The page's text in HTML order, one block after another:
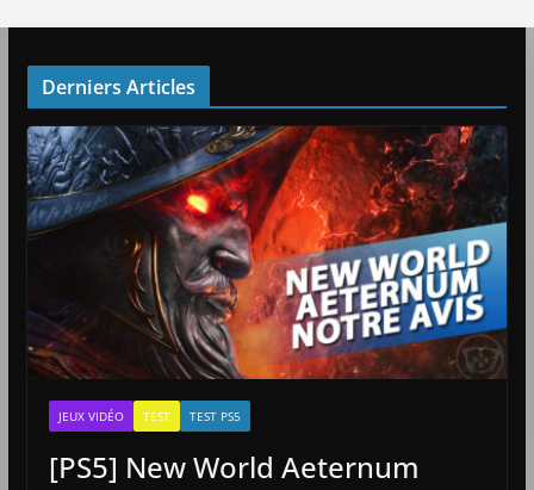
Derniers Articles
JEUX VIDÉO TEST TEST PS5
[PS5] New World Aeternum